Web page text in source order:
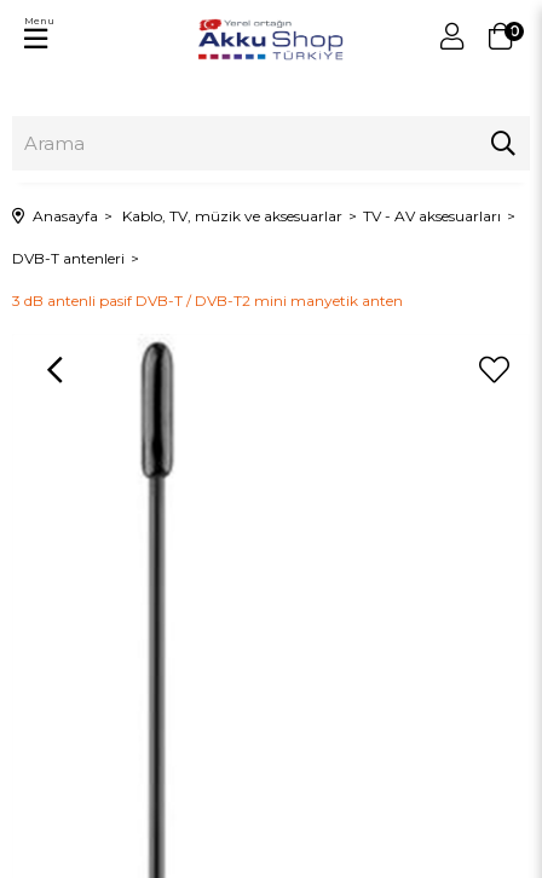
0
Menu
Anasayfa Kablo, TV, müzik ve aksesuarlar TV - AV aksesuarları
DVB-T antenleri
3 dB antenli pasif DVB-T / DVB-T2 mini manyetik anten